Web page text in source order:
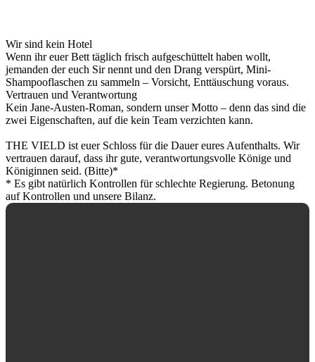
Wir sind kein Hotel
Wenn ihr euer Bett täglich frisch aufgeschüttelt haben wollt,
jemanden der euch Sir nennt und den Drang verspürt, Mini-
Shampooflaschen zu sammeln – Vorsicht, Enttäuschung voraus.
Vertrauen und Verantwortung
Kein Jane-Austen-Roman, sondern unser Motto – denn das sind die
zwei Eigenschaften, auf die kein Team verzichten kann.
THE VIELD ist euer Schloss für die Dauer eures Aufenthalts. Wir
vertrauen darauf, dass ihr gute, verantwortungsvolle Könige und
Königinnen seid. (Bitte)*
* Es gibt natürlich Kontrollen für schlechte Regierung. Betonung
auf Kontrollen und unsere Bilanz.